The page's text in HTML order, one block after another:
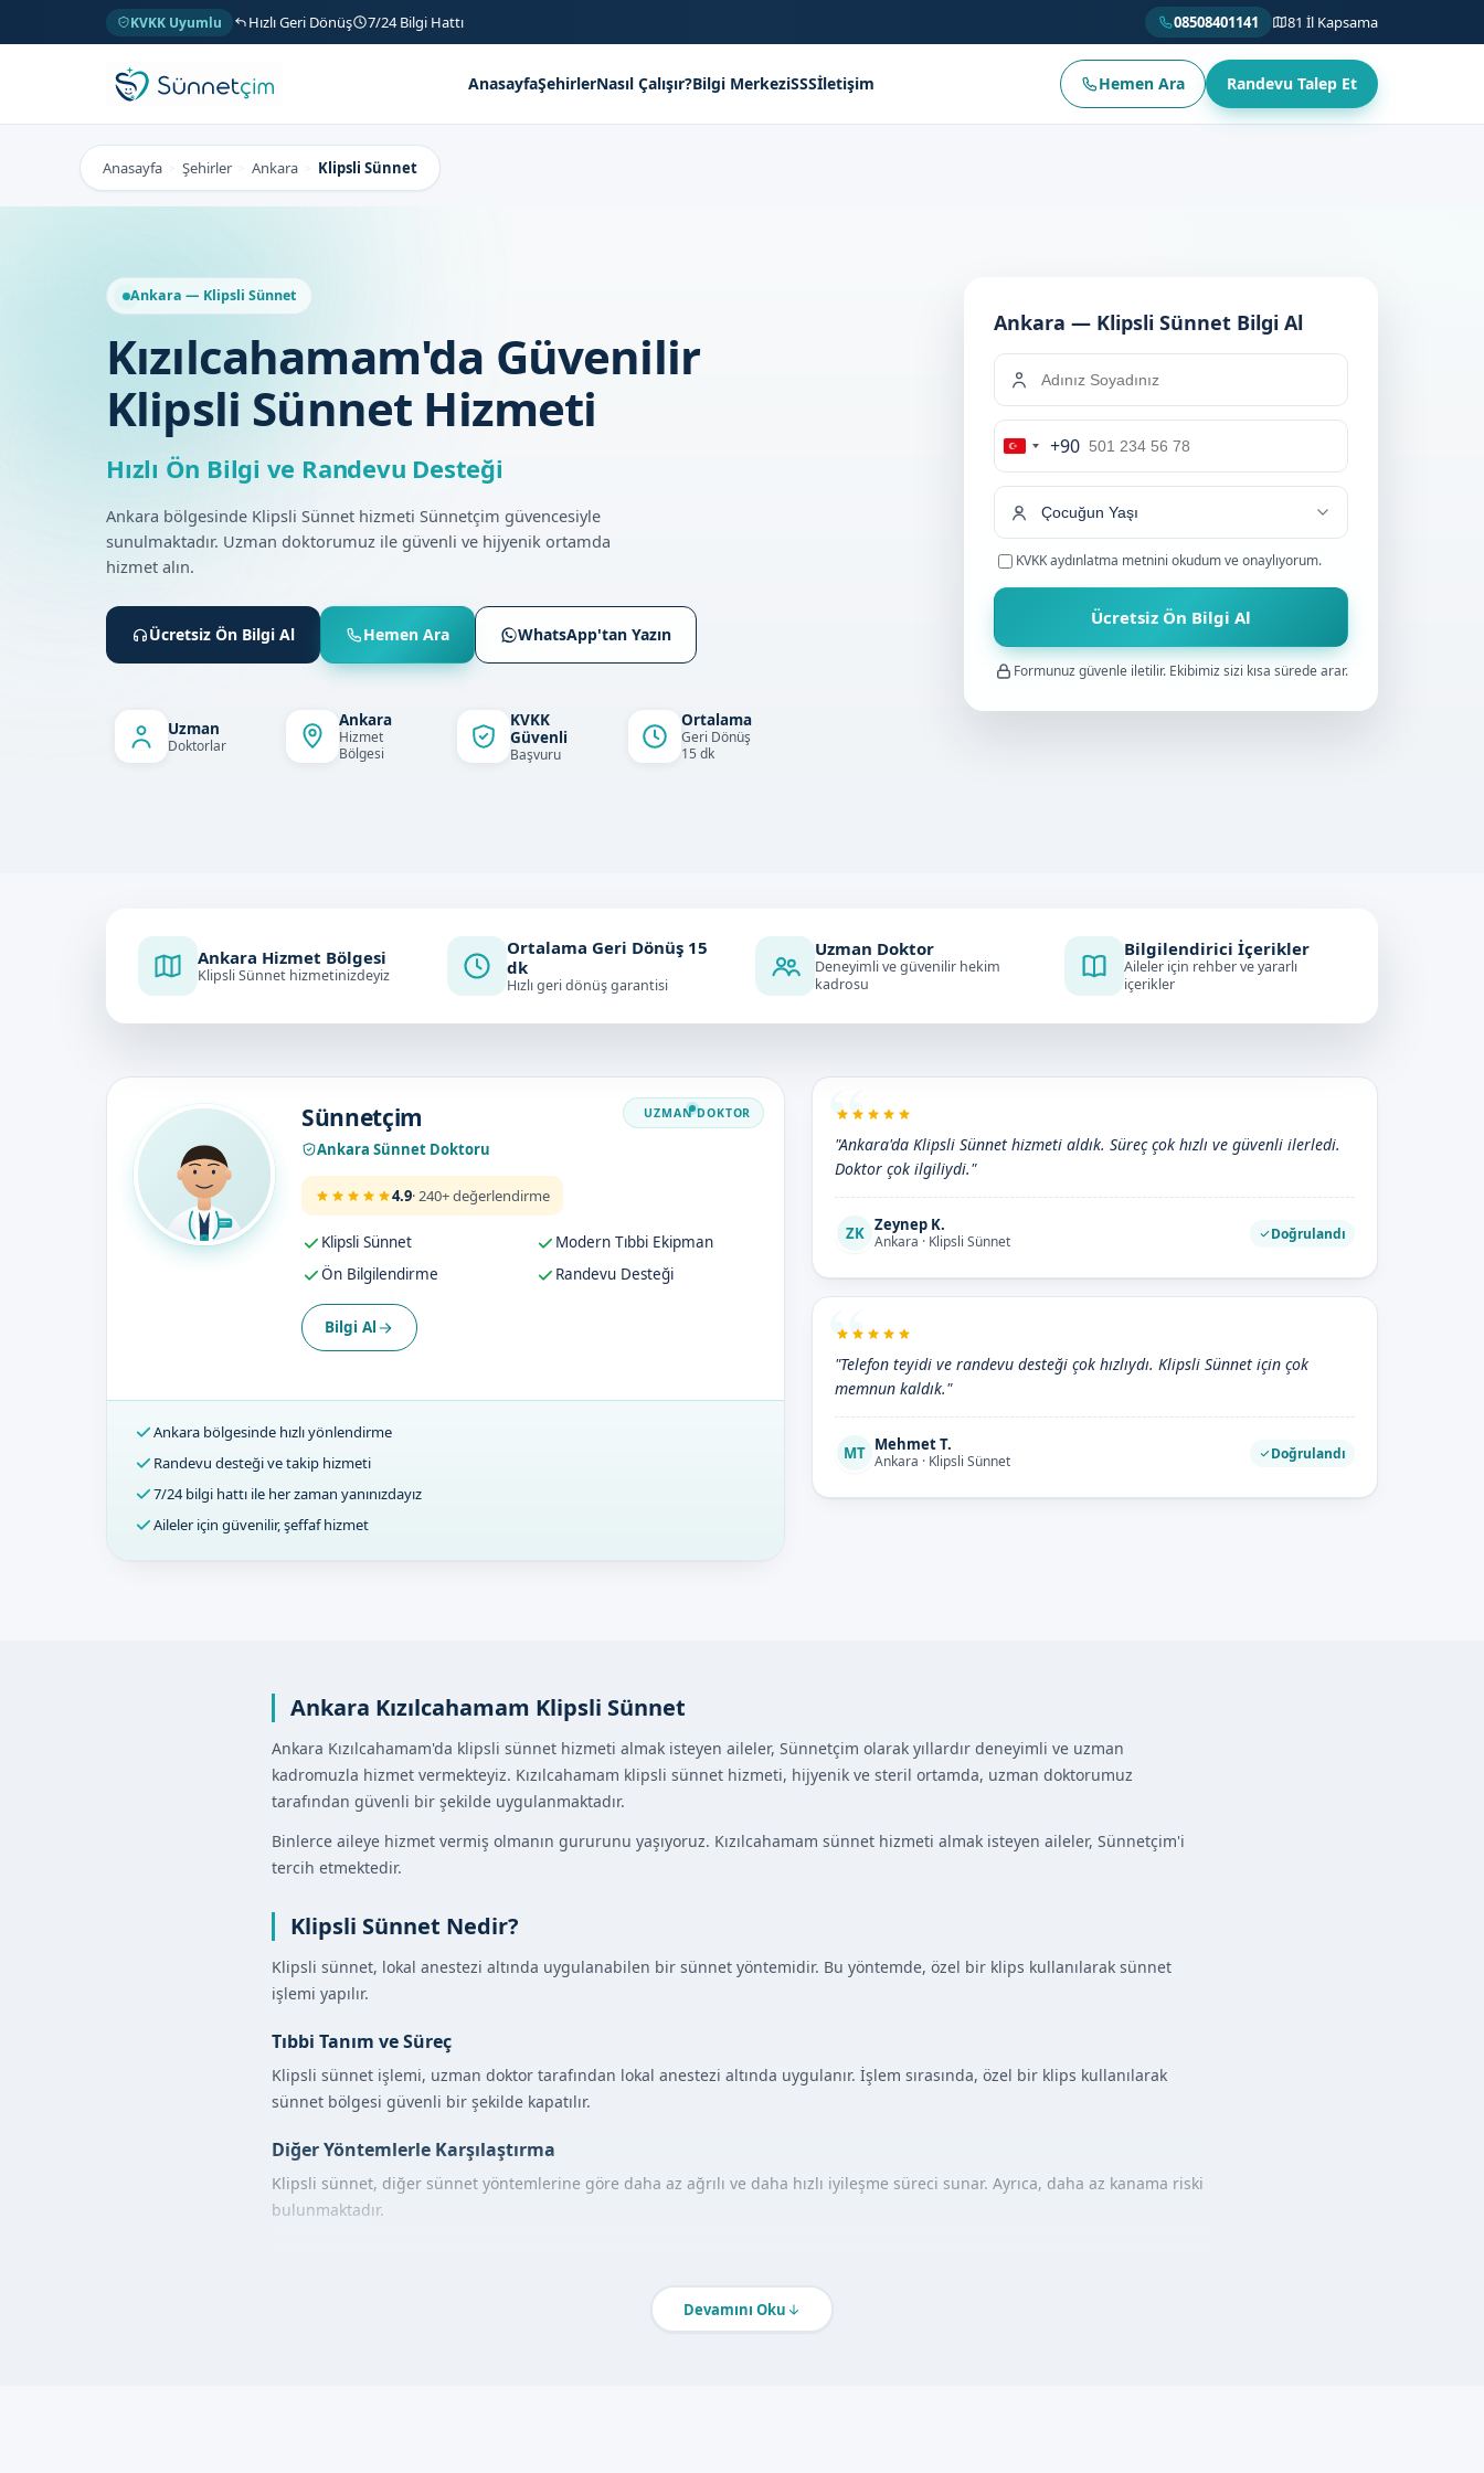
KVKK Uyumlu Hızlı Geri Dönüş 7/24 Bilgi Hattı 08508401141 81 İl Kapsama
AnasayfaŞehirlerNasıl Çalışır?Bilgi MerkeziSSSİletişim Hemen Ara Randevu Talep Et
Anasayfa > Şehirler > Ankara > Klipsli Sünnet
Ankara — Klipsli Sünnet
Kızılcahamam'da Güvenilir
Klipsli Sünnet Hizmeti
Hızlı Ön Bilgi ve Randevu Desteği
Ankara bölgesinde Klipsli Sünnet hizmeti Sünnetçim güvencesiyle
sunulmaktadır. Uzman doktorumuz ile güvenli ve hijyenik ortamda
hizmet alın.
Ücretsiz Ön Bilgi Al Hemen Ara WhatsApp'tan Yazın
Uzman
Doktorlar
Ankara
Hizmet
Bölgesi
KVKK
Güvenli
Başvuru
Ortalama
Geri Dönüş
15 dk
Ankara — Klipsli Sünnet Bilgi Al
Turkey
+90
+90
KVKK aydınlatma metnini okudum ve onaylıyorum.
Ücretsiz Ön Bilgi Al
Formunuz güvenle iletilir. Ekibimiz sizi kısa sürede arar.
Ankara Hizmet Bölgesi
Klipsli Sünnet hizmetinizdeyiz
Ortalama Geri Dönüş 15
dk
Hızlı geri dönüş garantisi
Uzman Doktor
Deneyimli ve güvenilir hekim
kadrosu
Bilgilendirici İçerikler
Aileler için rehber ve yararlı
içerikler
DoktorumuzSünnetçim
Ankara Sünnet Doktoru
4.9· 240+ değerlendirme
Klipsli Sünnet
Modern Tıbbi Ekipman
Ön Bilgilendirme
Randevu Desteği
Bilgi Al
Ankara bölgesinde hızlı yönlendirme
Randevu desteği ve takip hizmeti
7/24 bilgi hattı ile her zaman yanınızdayız
Aileler için güvenilir, şeffaf hizmet
"Ankara'da Klipsli Sünnet hizmeti aldık. Süreç çok hızlı ve güvenli ilerledi.
Doktor çok ilgiliydi."
ZK Zeynep K.
Ankara · Klipsli Sünnet Doğrulandı
"Telefon teyidi ve randevu desteği çok hızlıydı. Klipsli Sünnet için çok
memnun kaldık."
MT Mehmet T.
Ankara · Klipsli Sünnet Doğrulandı
Ankara Kızılcahamam Klipsli Sünnet
Ankara Kızılcahamam'da klipsli sünnet hizmeti almak isteyen aileler, Sünnetçim olarak yıllardır deneyimli ve uzman
kadromuzla hizmet vermekteyiz. Kızılcahamam klipsli sünnet hizmeti, hijyenik ve steril ortamda, uzman doktorumuz
tarafından güvenli bir şekilde uygulanmaktadır.
Binlerce aileye hizmet vermiş olmanın gururunu yaşıyoruz. Kızılcahamam sünnet hizmeti almak isteyen aileler, Sünnetçim'i
tercih etmektedir.
Klipsli Sünnet Nedir?
Klipsli sünnet, lokal anestezi altında uygulanabilen bir sünnet yöntemidir. Bu yöntemde, özel bir klips kullanılarak sünnet
işlemi yapılır.
Tıbbi Tanım ve Süreç
Klipsli sünnet işlemi, uzman doktor tarafından lokal anestezi altında uygulanır. İşlem sırasında, özel bir klips kullanılarak
sünnet bölgesi güvenli bir şekilde kapatılır.
Diğer Yöntemlerle Karşılaştırma
Klipsli sünnet, diğer sünnet yöntemlerine göre daha az ağrılı ve daha hızlı iyileşme süreci sunar. Ayrıca, daha az kanama riski
bulunmaktadır.
Ankara Kızılcahamam'da klipsli sünnet hizmeti almak isteyen aileler, Sünnetçim'de aşağıdaki adımları takip edebilir:
Devamını Oku